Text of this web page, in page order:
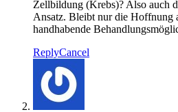
Zellbildung (Krebs)? Also auch
Ansatz. Bleibt nur die Hoffnung
handhabende
ReplyCancel